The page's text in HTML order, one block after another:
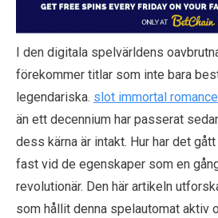
I den digitala spelvärldens
förekommer titlar som inte bara
legendariska. slot immortal romance
än ett decennium har passerat
dess kärna är intakt. Hur har det
fast vid de egenskaper som en
revolutionär. Den här artikeln
som hållit denna spelautomat aktiv